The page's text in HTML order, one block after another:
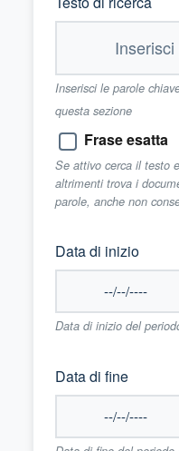
Inserisci le parole
questa sezione
Frase esatta
Se attivo cerca il testo
altrimenti trova i
parole, anche non
Data di inizio
Data di inizio del
Data di fine